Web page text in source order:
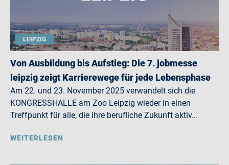
LEIPZIG
Von Ausbildung bis Aufstieg: Die 7. jobmesse
leipzig zeigt Karrierewege für jede Lebensphase
Am 22. und 23. November 2025 verwandelt sich die
KONGRESSHALLE am Zoo Leipzig wieder in einen
Treffpunkt für alle, die ihre berufliche Zukunft aktiv…
WEITERLESEN